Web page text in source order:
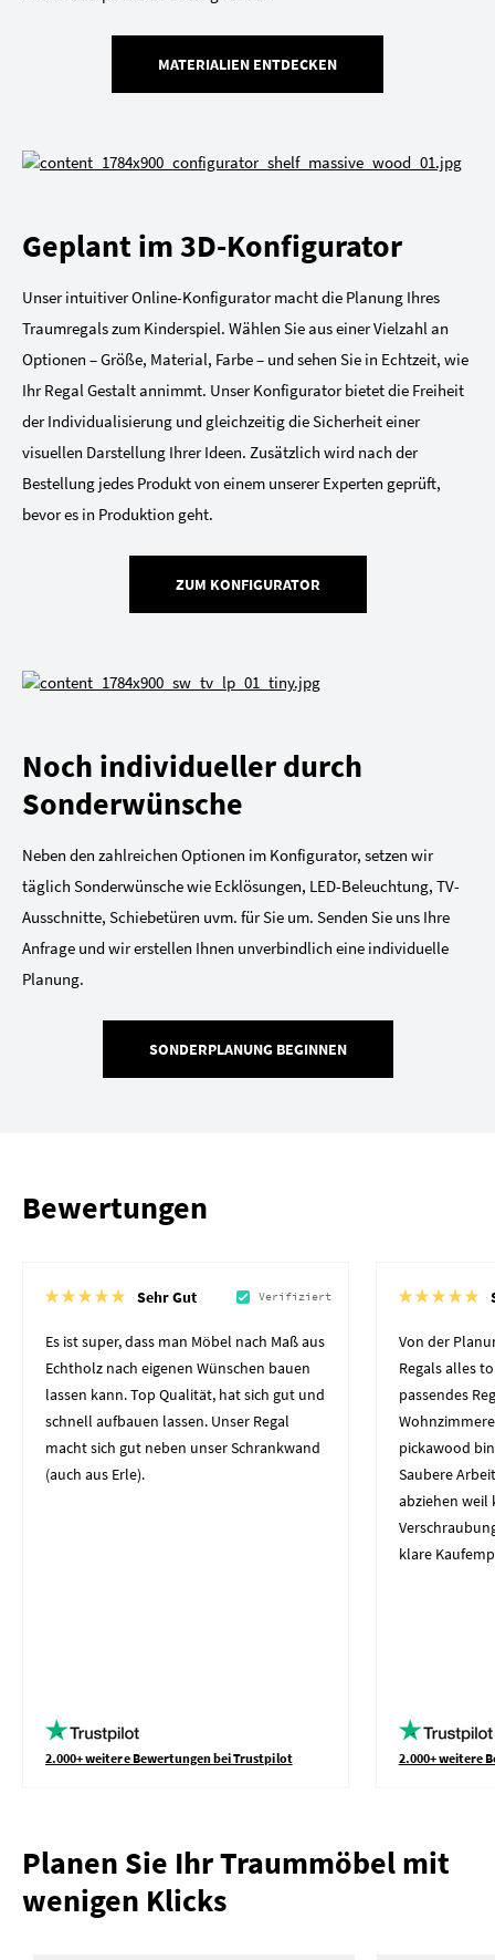
MATERIALIEN ENTDECKEN
Geplant im 3D-Konfigurator
Unser intuitiver Online-Konfigurator macht die Planung Ihres
Traumregals zum Kinderspiel. Wählen Sie aus einer Vielzahl an
Optionen – Größe, Material, Farbe – und sehen Sie in Echtzeit, wie
Ihr Regal Gestalt annimmt. Unser Konfigurator bietet die Freiheit
der Individualisierung und gleichzeitig die Sicherheit einer
visuellen Darstellung Ihrer Ideen. Zusätzlich wird nach der
Bestellung jedes Produkt von einem unserer Experten geprüft,
bevor es in Produktion geht.
ZUM KONFIGURATOR
Noch individueller durch
Sonderwünsche
Neben den zahlreichen Optionen im Konfigurator, setzen wir
täglich Sonderwünsche wie Ecklösungen, LED-Beleuchtung, TV-
Ausschnitte, Schiebetüren uvm. für Sie um. Senden Sie uns Ihre
Anfrage und wir erstellen Ihnen unverbindlich eine individuelle
Planung.
SONDERPLANUNG BEGINNEN
Bewertungen
Sehr Gut Verifiziert
Es ist super, dass man Möbel nach Maß aus
Echtholz nach eigenen Wünschen bauen
lassen kann. Top Qualität, hat sich gut und
schnell aufbauen lassen. Unser Regal
macht sich gut neben unser Schrankwand
(auch aus Erle).
2.000+ weitere Bewertungen bei Trustpilot
Von der
Regals alles
passendes
pickawood
Saubere
abziehen weil
klare
2.000+ weitere
Planen Sie Ihr Traummöbel mit
wenigen Klicks